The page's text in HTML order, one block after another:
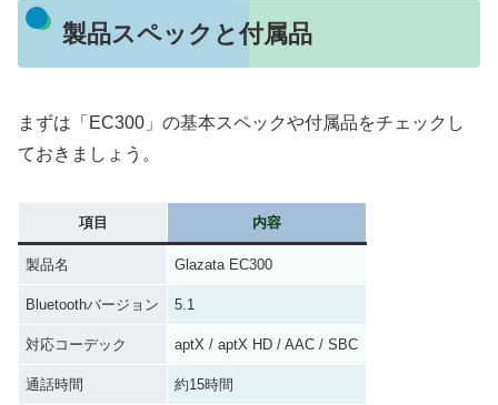
製品スペックと付属品
まずは「EC300」の基本スペックや付属品をチェックし
ておきましょう。
項目 内容
製品名 Glazata EC300
Bluetoothバージョン 5.1
対応コーデック aptX / aptX HD / AAC / SBC
通話時間 約15時間